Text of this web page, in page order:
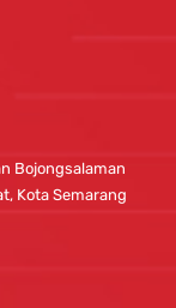
Bojongsalaman
Kota Semarang